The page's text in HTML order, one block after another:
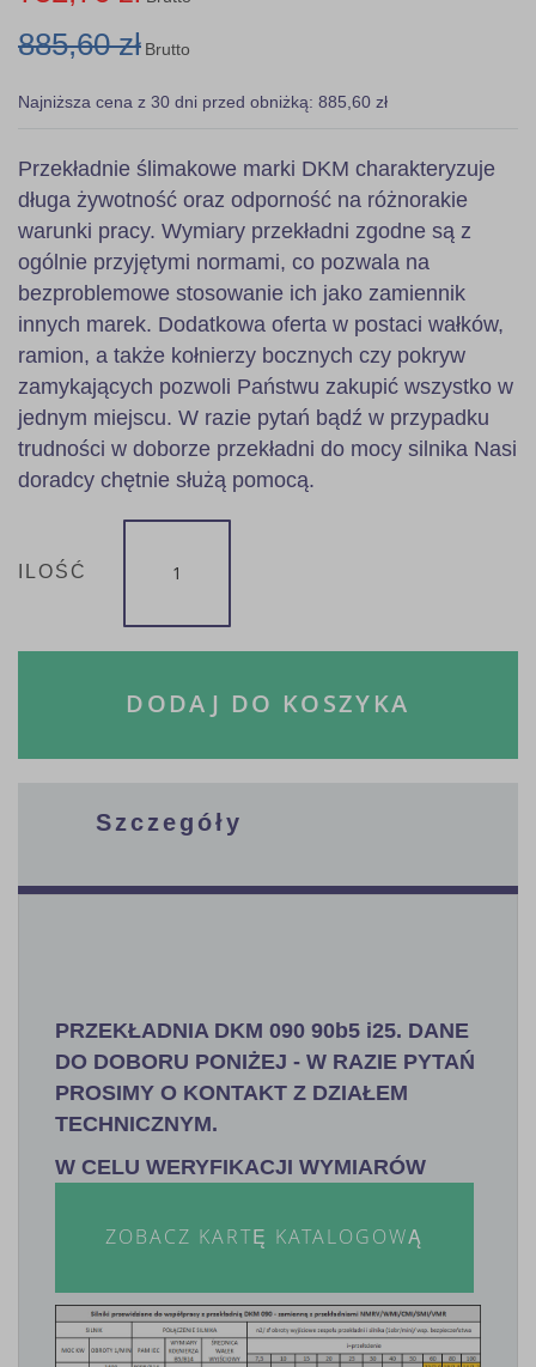
885,60 zł Brutto
Najniższa cena z 30 dni przed obniżką: 885,60 zł
Przekładnie ślimakowe marki DKM charakteryzuje
długa żywotność oraz odporność na różnorakie
warunki pracy. Wymiary przekładni zgodne są z
ogólnie przyjętymi normami, co pozwala na
bezproblemowe stosowanie ich jako zamiennik
innych marek. Dodatkowa oferta w postaci wałków,
ramion, a także kołnierzy bocznych czy pokryw
zamykających pozwoli Państwu zakupić wszystko w
jednym miejscu. W razie pytań bądź w przypadku
trudności w doborze przekładni do mocy silnika Nasi
doradcy chętnie służą pomocą.
ILOŚĆ
DODAJ DO KOSZYKA
Szczegóły
PRZEKŁADNIA DKM 090 90b5 i25. DANE
DO DOBORU PONIŻEJ - W RAZIE PYTAŃ
PROSIMY O KONTAKT Z DZIAŁEM
TECHNICZNYM.
W CELU WERYFIKACJI WYMIARÓW
ZOBACZ KARTĘ KATALOGOWĄ